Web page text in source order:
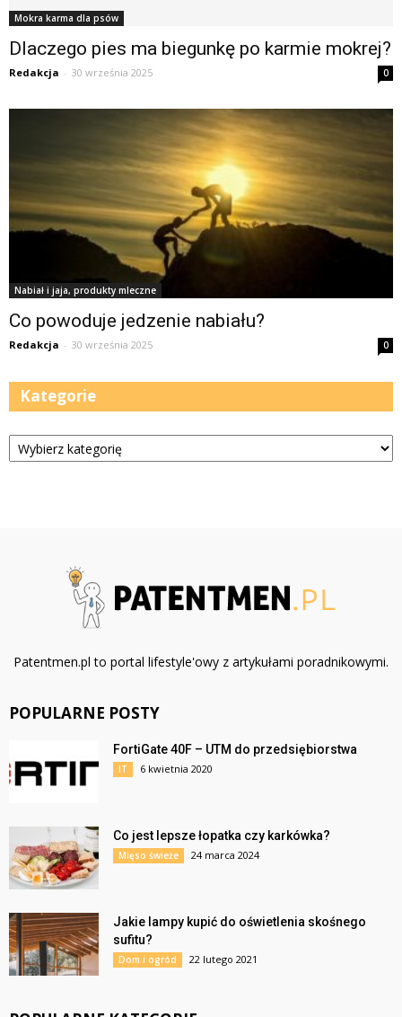
Mokra karma dla psów
Dlaczego pies ma biegunkę po karmie mokrej?
Redakcja - 30 września 2025 0
Nabiał i jaja, produkty mleczne
Co powoduje jedzenie nabiału?
Redakcja - 30 września 2025 0
Kategorie
Kategorie
Patentmen.pl to portal lifestyle'owy z artykułami poradnikowymi.
POPULARNE POSTY
FortiGate 40F – UTM do przedsiębiorstwa
IT 6 kwietnia 2020
Co jest lepsze łopatka czy karkówka?
Mięso świeże 24 marca 2024
Jakie lampy kupić do oświetlenia skośnego
sufitu?
Dom i ogród 22 lutego 2021